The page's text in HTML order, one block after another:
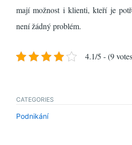
mají možnost i klienti, kteří je
není žádný problém.
4.1/5 - (9
CATEGORIES
Podnikání